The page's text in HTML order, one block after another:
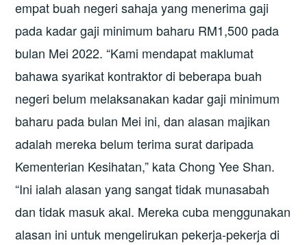
empat buah negeri sahaja yang menerima gaji
pada kadar gaji minimum baharu RM1,500 pada
bulan Mei 2022. “Kami mendapat maklumat
bahawa syarikat kontraktor di beberapa buah
negeri belum melaksanakan kadar gaji minimum
baharu pada bulan Mei ini, dan alasan majikan
adalah mereka belum terima surat daripada
Kementerian Kesihatan,” kata Chong Yee Shan.
“Ini ialah alasan yang sangat tidak munasabah
dan tidak masuk akal. Mereka cuba menggunakan
alasan ini untuk mengelirukan pekerja-pekerja di